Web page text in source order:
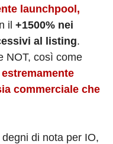
launchpool,
il +1500% nei
al listing.
NOT, così come
commerciale che
di nota per IO,